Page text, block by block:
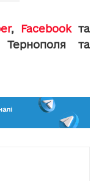
, Facebookта
та